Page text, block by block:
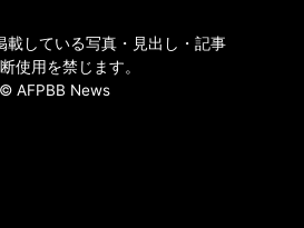
載している写真・見出し・記事
使用を禁じます。
© AFPBB News